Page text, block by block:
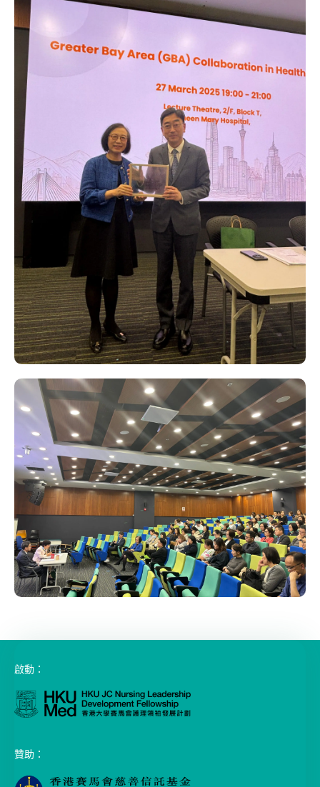
啟動：
贊助：